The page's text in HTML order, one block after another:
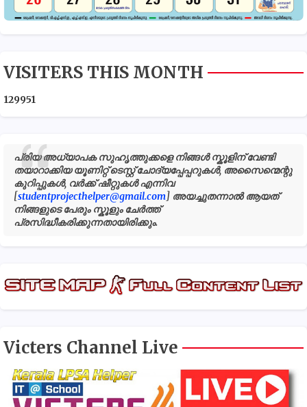
VISITERS THIS MONTH
129951
പ്രിയ അധ്യാപക സുഹൃത്തുക്കളെ നിങ്ങൾ സ്കൂളിന് വേണ്ടി
തയാറാക്കിയ യൂണിറ്റ് ടെസ്റ്റ് ചോദ്യപ്പേപ്പറുകൾ, അസൈന്മെന്റു
കുറിപ്പുകൾ, വർക്ക് ഷീറ്റുകൾ എന്നിവ
[studentprojecthelper@gmail.com] അയച്ചുതന്നാൽ ആയത്
നിങ്ങളുടെ പേരും സ്കൂളും ചേർത്ത്
പ്രസിദ്ധീകരിക്കുന്നതായിരിക്കും.
Victers Channel Live